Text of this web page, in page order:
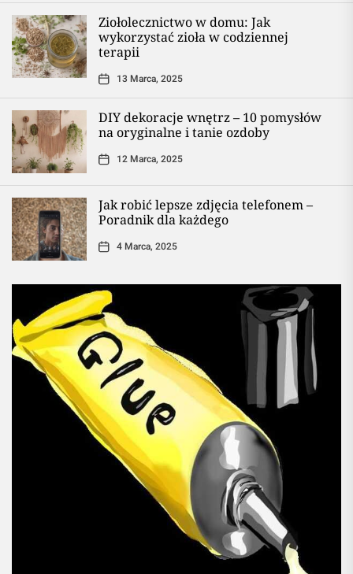
Ziołolecznictwo w domu: Jak
wykorzystać zioła w codziennej
terapii
13 Marca, 2025
DIY dekoracje wnętrz – 10 pomysłów
na oryginalne i tanie ozdoby
12 Marca, 2025
Jak robić lepsze zdjęcia telefonem –
Poradnik dla każdego
4 Marca, 2025